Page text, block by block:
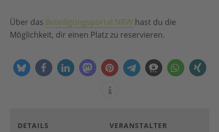
Über das Beteiligungsportal NRW hast du die
Möglichkeit, dir einen Platz zu reservieren.
DETAILS VERANSTALTER